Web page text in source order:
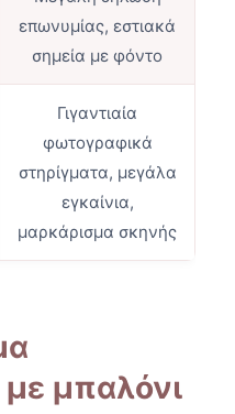
επωνυμίας, εστιακά
σημεία με φόντο
Γιγαντιαία
φωτογραφικά
στηρίγματα, μεγάλα
εγκαίνια,
μαρκάρισμα σκηνής
με μπαλόνι